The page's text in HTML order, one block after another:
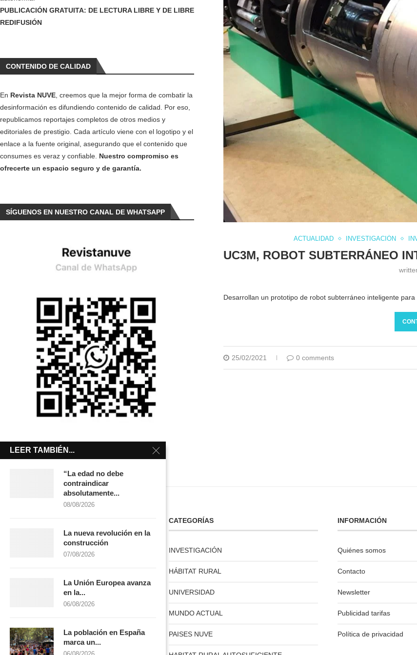
ACTUALIDAD INVESTIGACIÓN
UC3M, ROBOT SUBTERRÁNEO
Desarrollan un prototipo de robot subterráneo inteligente
25/02/2021 0 comments
PUBLICACIÓN GRATUITA: DE LECTURA LIBRE Y DE LIBRE
REDIFUSIÓN
CONTENIDO DE CALIDAD
En Revista NUVE , creemos que la mejor forma de combatir la
desinformación es difundiendo contenido de calidad. Por eso,
republicamos reportajes completos de otros medios y
editoriales de prestigio. Cada artículo viene con el logotipo y el
enlace a la fuente original, asegurando que el contenido que
consumes es veraz y confiable. Nuestro compromiso es
ofrecerte un espacio seguro y de garantía.
SÍGUENOS EN NUESTRO CANAL DE WHATSAPP
licencia creative commons
CATEGORÍAS
INVESTIGACIÓN
HÁBITAT RURAL
UNIVERSIDAD
MUNDO ACTUAL
PAISES NUVE
INFORMACIÓN
Quiénes somos
Contacto
Newsletter
Publicidad tarifas
Política de privacidad
LEER TAMBIÉN...
“La edad no debe
contraindicar
absolutamente...
08/08/2026
La nueva revolución en la
construcción
07/08/2026
La Unión Europea avanza
en la...
06/08/2026
La población en España
marca un...